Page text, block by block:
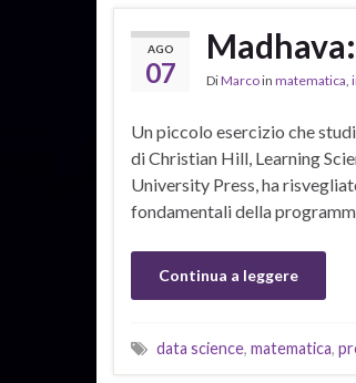
AGO
07 DiMarcoin matematica,
Un piccolo esercizio che
di Christian Hill, Learning
University Press, ha
fondamentali della
Continua a leggere
data science, matematica,